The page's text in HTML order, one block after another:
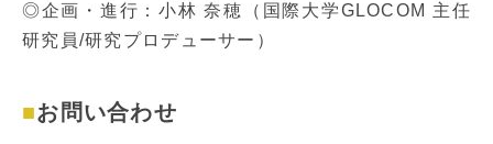
◎企画・進行：小林 奈穂（国際大学GLOCOM 主任
研究員/研究プロデューサー）
お問い合わせ